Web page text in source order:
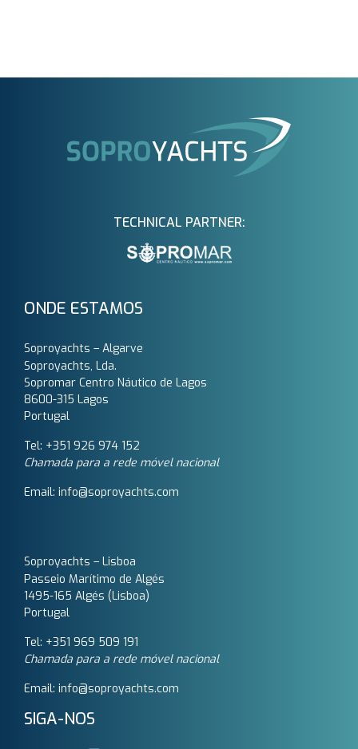
TECHNICAL PARTNER:
ONDE ESTAMOS
Soproyachts – Algarve
Soproyachts, Lda.
Sopromar Centro Náutico de Lagos
8600-315 Lagos
Portugal
Tel: +351 926 974 152
Chamada para a rede móvel nacional
Email: info@soproyachts.com
Soproyachts – Lisboa
Passeio Marítimo de Algés
1495-165 Algés (Lisboa)
Portugal
Tel: +351 969 509 191‬
Chamada para a rede móvel nacional
Email: info@soproyachts.com
SIGA-NOS